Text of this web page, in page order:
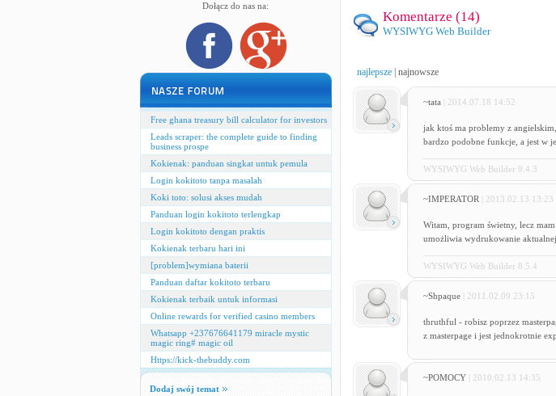
Dołącz do nas na:
Free ghana treasury bill calculator for investors
Leads scraper: the complete guide to finding
business prospe
Kokienak: panduan singkat untuk pemula
Login kokitoto tanpa masalah
Koki toto: solusi akses mudah
Panduan login kokitoto terlengkap
Login kokitoto dengan praktis
Kokienak terbaru hari ini
[problem]wymiana baterii
Panduan daftar kokitoto terbaru
Kokienak terbaik untuk informasi
Online rewards for verified casino members
Whatsapp +237676641179 miracle mystic
magic ring# magic oil
Https://kick-thebuddy.com
Dodaj swój temat
Komentarze (14)
WYSIWYG Web Builder
najlepsze| najnowsze
~tata | 2014.07.18 14:52
jak ktoś ma problemy z
bardzo podobne funkcje, a jest w
WYSIWYG Web Builder 9.4.3
~IMPERATOR | 2013.02.13 13:23
Witam, program świetny, lecz
umożliwia wydrukowanie
WYSIWYG Web Builder 8.5.4
~Shpaque | 2011.02.09 23:15
thruthful - robisz poprzez
z masterpage i jest jednokrotnie
~POMOCY | 2010.02.13 14:35